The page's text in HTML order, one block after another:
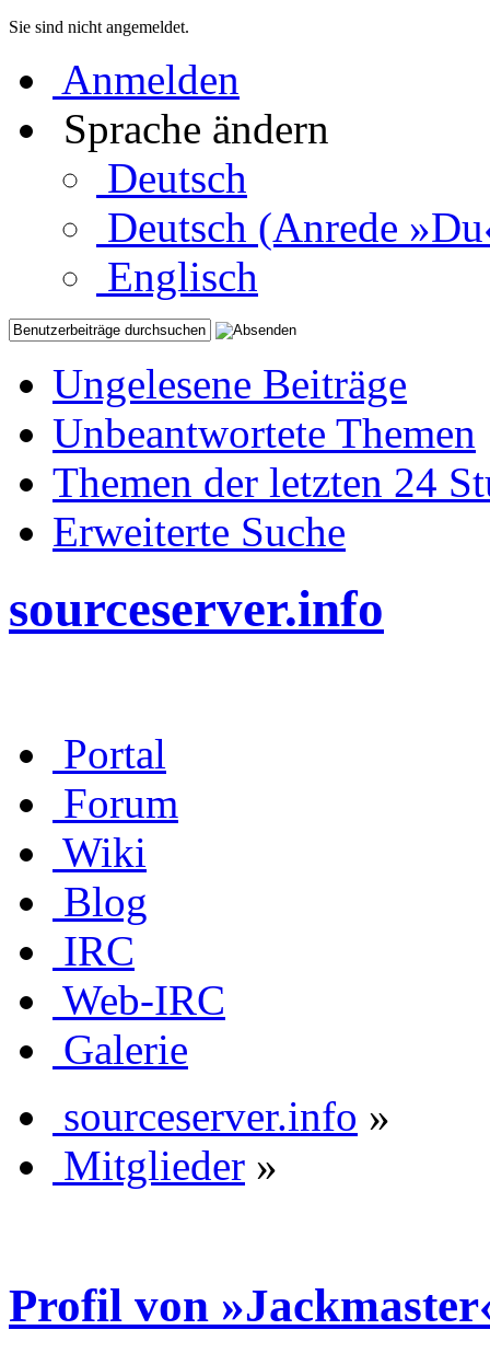
Sie sind nicht angemeldet.
Anmelden
Sprache ändern
Deutsch
Deutsch (Anrede
Englisch
Ungelesene Beiträge
Unbeantwortete Themen
Themen der letzten 24
Erweiterte Suche
sourceserver.info
Portal
Forum
Wiki
Blog
IRC
Web-IRC
Galerie
sourceserver.info »
Mitglieder »
Profil von